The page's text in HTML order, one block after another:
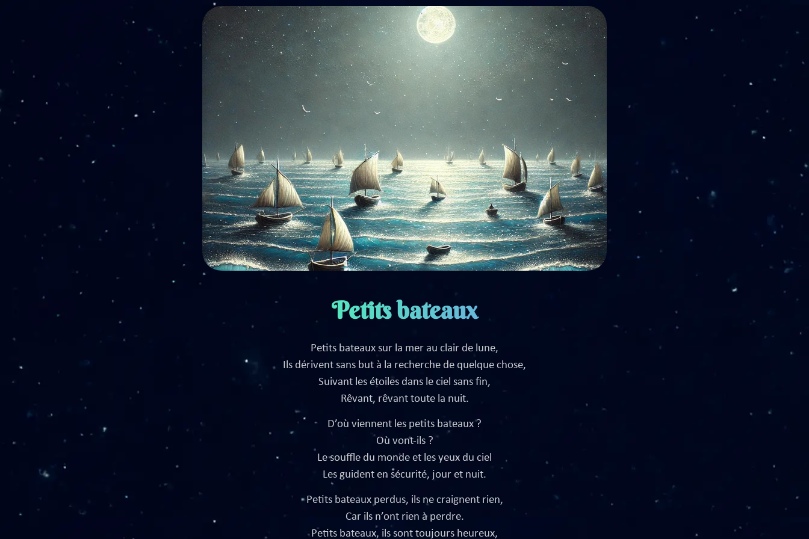
Petits bateaux
Petits bateaux sur la mer au clair de lune,
Ils dérivent sans but à la recherche de quelque chose,
Suivant les étoiles dans le ciel sans fin,
Rêvant, rêvant toute la nuit.
D’où viennent les petits bateaux ?
Où vont-ils ?
Le souffle du monde et les yeux du ciel
Les guident en sécurité, jour et nuit.
Petits bateaux perdus, ils ne craignent rien,
Car ils n’ont rien à perdre.
Petits bateaux, ils sont toujours heureux,